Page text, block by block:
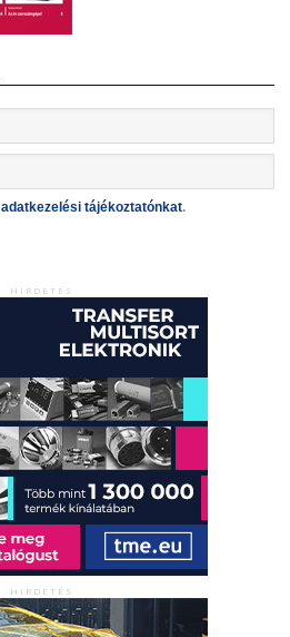
adatkezelési tájékoztatónkat.
HIRDETÉS
HIRDETÉS